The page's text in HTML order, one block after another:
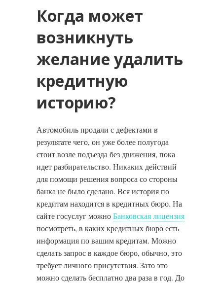
Когда может
возникнуть
желание удалить
кредитную
историю?
Автомобиль продали с дефектами в
результате чего, он уже более полугода
стоит возле подъезда без движения, пока
идет разбирательство. Никаких действий
для помощи решения вопроса со стороны
банка не было сделано. Вся история по
кредитам находится в кредитных бюро. На
сайте госуслуг можноБанковская лицензия
посмотреть, в каких кредитных бюро есть
информация по вашим кредитам. Можно
сделать запрос в каждое бюро, обычно, это
требует личного присутствия. Зато это
можно сделать бесплатно два раза в год. До